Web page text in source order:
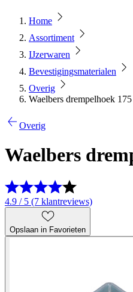
Home
Assortiment
IJzerwaren
Bevestigingsmaterialen
Overig
Waelbers drempelhoek
Overig
Waelbers
4.9 / 5 (7 klantreviews)
Opslaan in Favorieten